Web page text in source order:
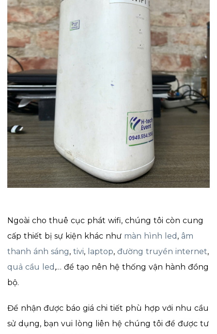
Ngoài cho thuê cục phát wifi, chúng tôi còn cung
cấp thiết bị sự kiện khác như màn hình led , âm
thanh ánh sáng, tivi, laptop, đường truyền internet,
quả cầu led ,… để tạo nên hệ thống vận hành đồng
bộ.
Để nhận được báo giá chi tiết phù hợp với nhu cầu
sử dụng, bạn vui lòng liên hệ chúng tôi để được tư